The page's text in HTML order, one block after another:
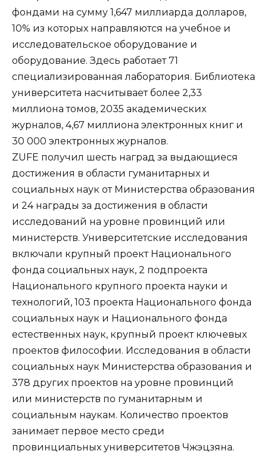
фондами на сумму 1,647 миллиарда долларов,
10% из которых направляются на учебное и
исследовательское оборудование и
оборудование. Здесь работает 71
специализированная лаборатория. Библиотека
университета насчитывает более 2,33
миллиона томов, 2035 академических
журналов, 4,67 миллиона электронных книг и
30 000 электронных журналов.
ZUFE получил шесть наград за выдающиеся
достижения в области гуманитарных и
социальных наук от Министерства образования
и 24 награды за достижения в области
исследований на уровне провинций или
министерств. Университетские исследования
включали крупный проект Национального
фонда социальных наук, 2 подпроекта
Национального крупного проекта науки и
технологий, 103 проекта Национального фонда
социальных наук и Национального фонда
естественных наук, крупный проект ключевых
проектов философии. Исследования в области
социальных наук Министерства образования и
378 других проектов на уровне провинций
или министерств по гуманитарным и
социальным наукам. Количество проектов
занимает первое место среди
провинциальных университетов Чжэцзяна.